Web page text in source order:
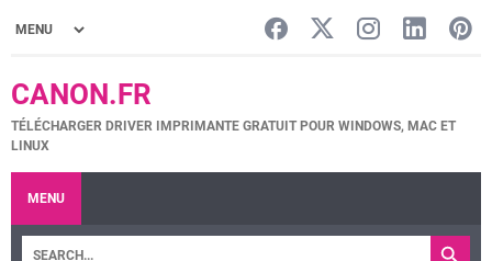
CANON.FR
TÉLÉCHARGER DRIVER IMPRIMANTE GRATUIT POUR WINDOWS, MAC ET
LINUX
MENU